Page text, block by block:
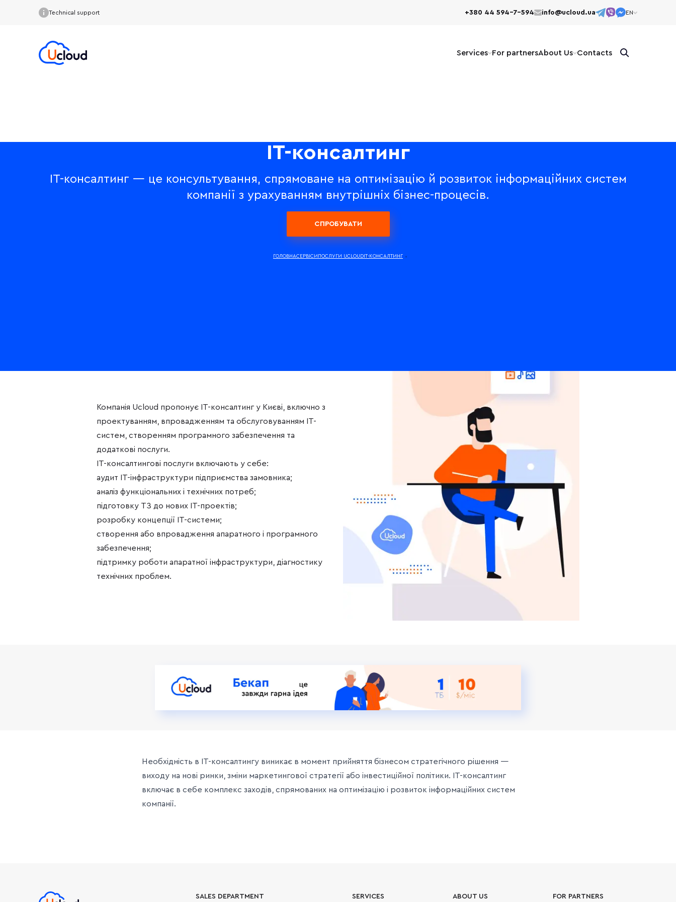
Technical support +380 44 594-7-594 info@ucloud.ua
EN
Services For partnersAbout Us Сontacts
IT-консалтинг
IT-консалтинг — це консультування, спрямоване на оптимізацію й розвиток інформаційних систем
компанії з урахуванням внутрішніх бізнес-процесів.
СПРОБУВАТИ
ГОЛОВНАСЕРВІСИ ПОСЛУГИ UCLOUD IT-КОНСАЛТИНГ
Компанія Ucloud пропонує IT-консалтинг у Києві, включно з
проектуванням, впровадженням та обслуговуванням ІТ-
систем, створенням програмного забезпечення та
додаткові послуги.
IT-консалтингові послуги включають у себе:
аудит ІТ-інфраструктури підприємства замовника;
аналіз функціональних і технічних потреб;
підготовку ТЗ до нових IT-проектів;
розробку концепції ІТ-системи;
створення або впровадження апаратного і програмного
забезпечення;
підтримку роботи апаратної інфраструктури, діагностику
технічних проблем.
Необхідність в IT-консалтингу виникає в момент прийняття бізнесом стратегічного рішення —
виходу на нові ринки, зміни маркетингової стратегії або інвестиційної політики. IT-консалтинг
включає в себе комплекс заходів, спрямованих на оптимізацію і розвиток інформаційних систем
компанії.
SALES DEPARTMENT SERVICES ABOUT US FOR PARTNERS